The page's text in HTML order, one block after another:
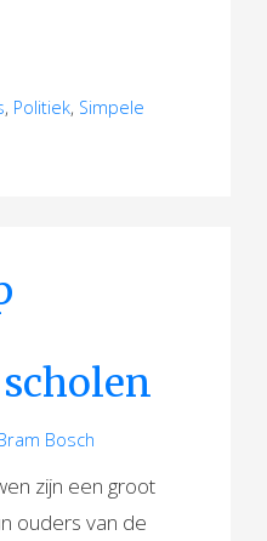
, Politiek, Simpele
Bosch
zijn een groot
ouders van de